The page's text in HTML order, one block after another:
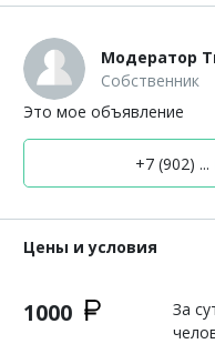
Модератор
Собственник
Это мое объявление
+7 (902) ...
Цены и условия
1000
За